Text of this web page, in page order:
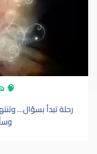
🧠
رحلة تبدأ بسؤال…